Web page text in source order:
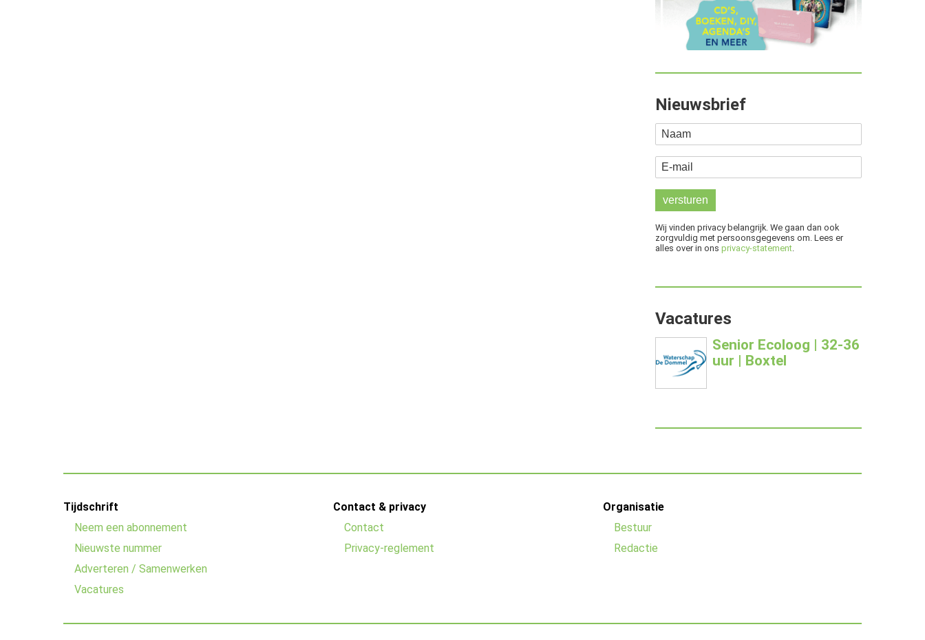
Nieuwsbrief
Naam
E-mail
Wij vinden privacy belangrijk. We gaan dan ook
zorgvuldig met persoonsgegevens om. Lees er
alles over in ons privacy-statement
Vacatures
Senior Ecoloog | 32-36
uur | Boxtel
Footer
menu
Tijdschrift
Neem een abonnement
Nieuwste nummer
Adverteren / Samenwerken
Vacatures
Contact & privacy
Contact
Privacy-reglement
Organisatie
Bestuur
Redactie